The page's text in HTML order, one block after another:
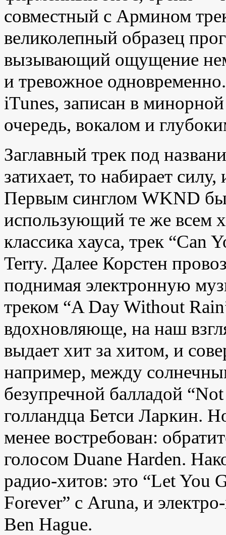
совместный с Армином
великолепный образец
вызывающий ощущение
и тревожное
iTunes, записан в
очередь, вокалом и
Заглавный трек под
затихает, то набирает
Первым синглом WKND
использующий те же всем
классика хауса, трек “Can
Terry. Далее Корстен
поднимая электронную
треком “A Day Without
вдохновляюще, на наш
выдает хит за хитом, и
например, между
безупречной балладой
голландца Бетси Ларкин.
менее востребован:
голосом Duane Harden.
радио-хитов: это “Let You
Forever” с Aruna, и
Ben Hague.